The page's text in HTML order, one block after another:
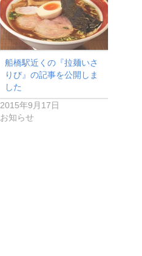
船橋駅近くの『拉麺いさ
りび』の記事を公開しま
した
2015年9月17日
お知らせ